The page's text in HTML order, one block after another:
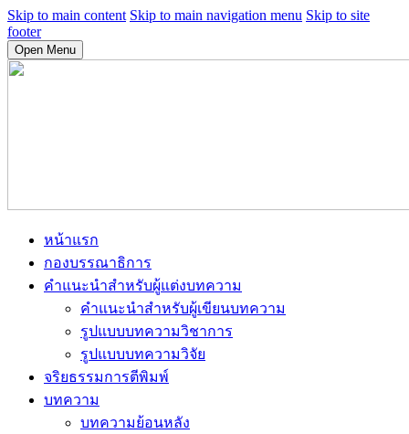
Skip to main content Skip to main navigation menu Skip to site
footer
Open Menu
หน้าแรก
กองบรรณาธิการ
คำแนะนำสำหรับผู้แต่งบทความ
คำแนะนำสำหรับผู้เขียนบทความ
รูปแบบบทความวิชาการ
รูปแบบบทความวิจัย
จริยธรรมการตีพิมพ์
บทความ
บทความย้อนหลัง